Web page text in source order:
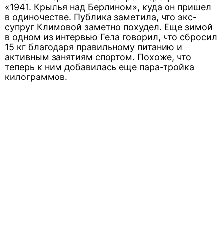
«1941. Крылья над Берлином», куда он пришел
в одиночестве. Публика заметила, что экс-
супруг Климовой заметно похудел. Еще зимой
в одном из интервью Гела говорил, что сбросил
15 кг благодаря правильному питанию и
активным занятиям спортом. Похоже, что
теперь к ним добавилась еще пара-тройка
килограммов.